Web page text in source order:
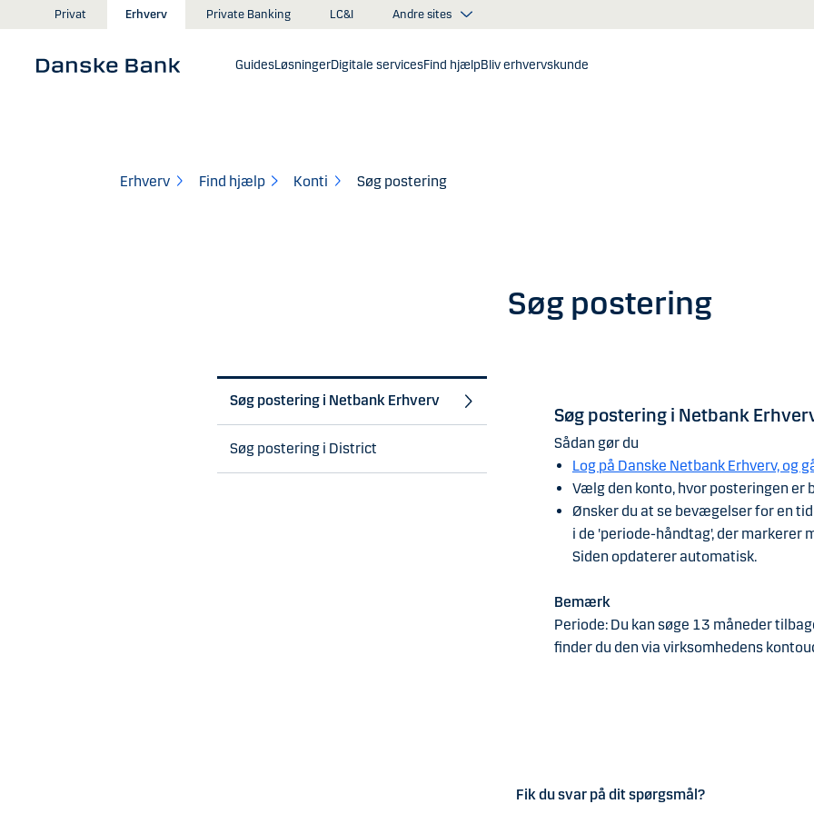
Gå til hovedindhold
Privat Erhverv Private Banking LC&I Andre sites
GuidesLøsningerDigitale servicesFind hjælpBliv erhvervskunde
Erhverv Find hjælp Konti Søg postering
Søg postering
Søg postering i Netbank Erhverv
Søg postering i District
Søg postering i Netbank
Sådan gør du
Log på Danske Netbank Erhverv, og
Vælg den konto, hvor posteringen er
Ønsker du at se bevægelser for en
i de 'periode-håndtag', der markerer
Siden opdaterer automatisk.
Bemærk
Periode: Du kan søge 13 måneder
finder du den via virksomhedens
Søg postering i District
Log på District og kom direkte til
Fik du svar på dit spørgsmål?